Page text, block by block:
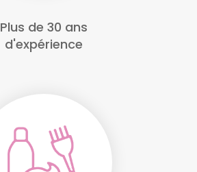
Plus de 30 ans
d'expérience